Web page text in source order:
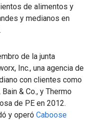
de alimentos y
y medianos en
de la junta
Inc., una agencia de
con clientes como
& Co., y Thermo
de PE en 2012.
y operó Caboose